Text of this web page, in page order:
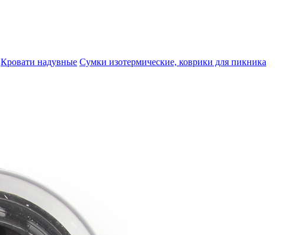
Кровати надувные Cумки изотермические, коврики для пикника